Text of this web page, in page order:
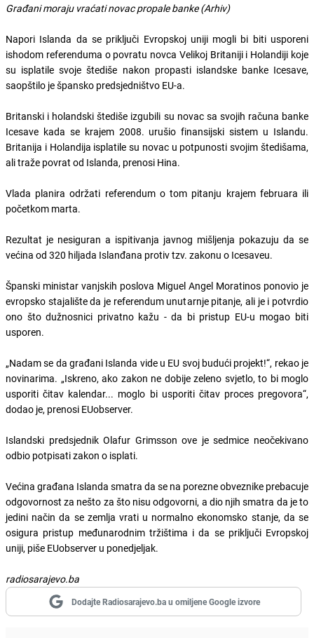
Građani moraju vraćati novac propale banke (Arhiv)
Napori Islanda da se priključi Evropskoj uniji mogli bi biti usporeni
ishodom referenduma o povratu novca Velikoj Britaniji i Holandiji koje
su isplatile svoje štediše nakon propasti islandske banke Icesave,
saopštilo je špansko predsjedništvo EU-a.
Britanski i holandski štediše izgubili su novac sa svojih računa banke
Icesave kada se krajem 2008. urušio finansijski sistem u Islandu.
Britanija i Holandija isplatile su novac u potpunosti svojim štedišama,
ali traže povrat od Islanda, prenosi Hina.
Vlada planira održati referendum o tom pitanju krajem februara ili
početkom marta.
Rezultat je nesiguran a ispitivanja javnog mišljenja pokazuju da se
većina od 320 hiljada Islanđana protiv tzv. zakonu o Icesaveu.
Španski ministar vanjskih poslova Miguel Angel Moratinos ponovio je
evropsko stajalište da je referendum unutarnje pitanje, ali je i potvrdio
ono što dužnosnici privatno kažu - da bi pristup EU-u mogao biti
usporen.
„Nadam se da građani Islanda vide u EU svoj budući projekt!“, rekao je
novinarima. „Iskreno, ako zakon ne dobije zeleno svjetlo, to bi moglo
usporiti čitav kalendar... moglo bi usporiti čitav proces pregovora“,
dodao je, prenosi EUobserver.
Islandski predsjednik Olafur Grimsson ove je sedmice neočekivano
odbio potpisati zakon o isplati.
Većina građana Islanda smatra da se na porezne obveznike prebacuje
odgovornost za nešto za što nisu odgovorni, a dio njih smatra da je to
jedini način da se zemlja vrati u normalno ekonomsko stanje, da se
osigura pristup međunarodnim tržištima i da se priključi Evropskoj
uniji, piše EUobserver u ponedjeljak.
radiosarajevo.ba
Dodajte Radiosarajevo.ba u omiljene Google izvore